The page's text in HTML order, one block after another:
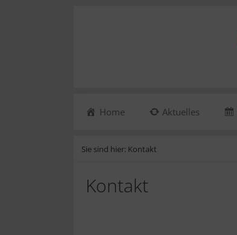
Home Aktuelles
Sie sind hier: Kontakt
Kontakt